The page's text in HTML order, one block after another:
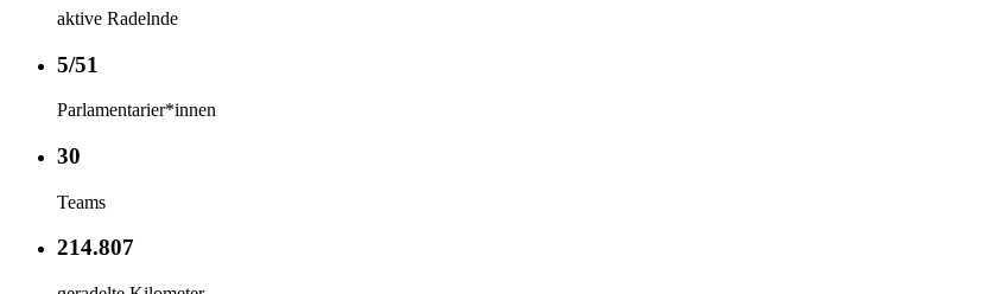
aktive Radelnde
5/51
Parlamentarier*innen
30
Teams
214.807